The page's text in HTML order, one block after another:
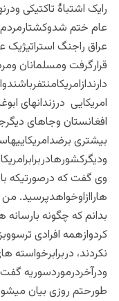
رایک اشتباۀ تاکتیکی
عام ختم شدوکشتارمردم
عراق راجنگ استراتیژیک
قرارگرفت ومسلمانان
امریکایی درزندانهای
افغانستان وجاهای
بیشتری
وی گفت که درصورتیکه
هاراازاوخواهدپرسید.
بدانم که چگونه بارسانه
کردوازهمه افرادی
نکردند، دربرابرخواسته
ودرآخردرموردسوریه
طورحتم روزی بیان